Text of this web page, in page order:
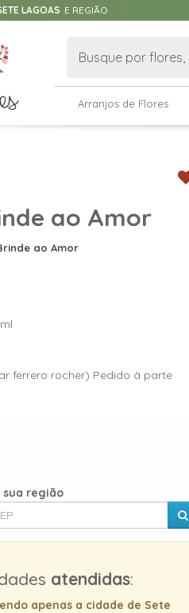
LAGOAS E REGIÃO
Arranjos de Flores
ao Amor
ao Amor
ferrero rocher) Pedido â parte
região
atendidas:
apenas a cidade de Sete